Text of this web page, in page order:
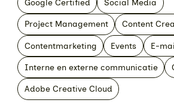
Google Certified Social Media
Project Management Content
Contentmarketing Events E-
Interne en externe communicatie
Adobe Creative Cloud